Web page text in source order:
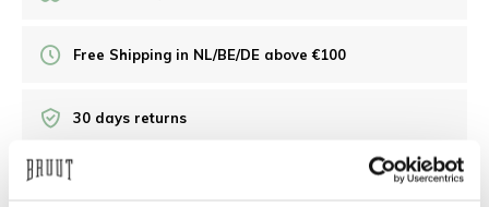
Free Shipping in NL/BE/DE above €100
30 days returns